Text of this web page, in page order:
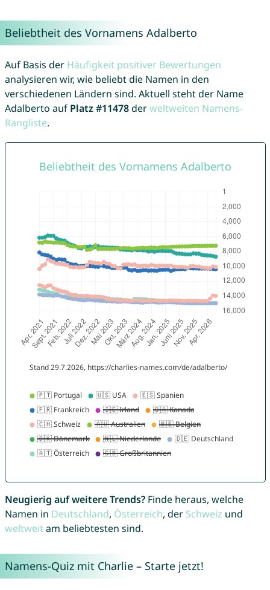
Beliebtheit des Vornamens Adalberto
Auf Basis der Häufigkeit positiver Bewertungen
analysieren wir, wie beliebt die Namen in den
verschiedenen Ländern sind. Aktuell steht der Name
Adalberto auf Platz #11478derweltweiten Namens-
Rangliste.
Neugierig auf weitere Trends?Finde heraus, welche
Namen in Deutschland, Österreich, der Schweiz und
weltweitam beliebtesten sind.
Namens-Quiz mit Charlie – Starte jetzt!